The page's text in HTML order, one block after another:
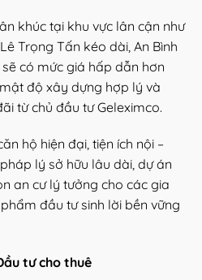
khúc tại khu vực lân cận như
Trọng Tấn kéo dài, An Bình
có mức giá hấp dẫn hơn
độ xây dựng hợp lý và
từ chủ đầu tư Geleximco.
hộ hiện đại, tiện ích nội –
lý sở hữu lâu dài, dự án
an cư lý tưởng cho các gia
đầu tư sinh lời bền vững
tư cho thuê